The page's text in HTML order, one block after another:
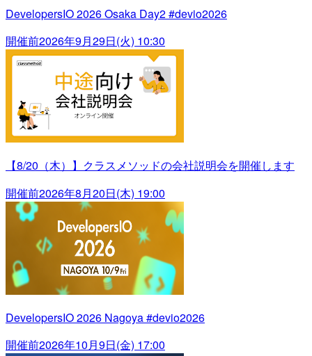
DevelopersIO 2026 Osaka Day2 #devio2026
開催前2026年9月29日(火) 10:30
【8/20（木）】クラスメソッドの会社説明会を開催します
開催前2026年8月20日(木) 19:00
DevelopersIO 2026 Nagoya #devio2026
開催前2026年10月9日(金) 17:00